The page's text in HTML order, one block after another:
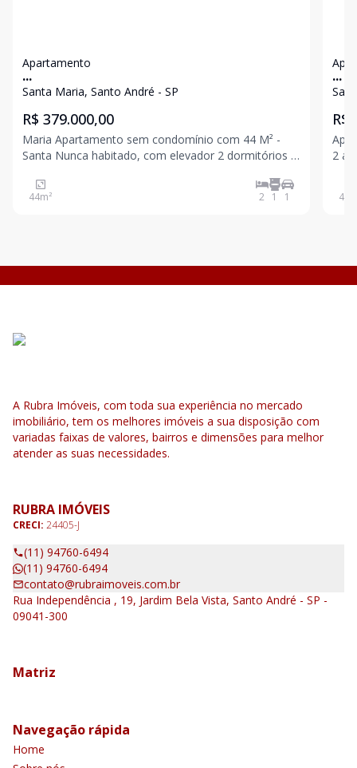
Apartamento
...
Santa Maria, Santo André - SP
R$ 379.000,00
Maria Apartamento sem condomínio com 44 M² -
Santa Nunca habitado, com elevador 2 dormitórios 1
espaço gourmet com churrasqueira no condomínio,
44m² 2 1 1
...
R$
Apto
2
42
A Rubra Imóveis, com toda sua experiência no mercado
imobiliário, tem os melhores imóveis a sua disposição com
variadas faixas de valores, bairros e dimensões para melhor
atender as suas necessidades.
RUBRA IMÓVEIS
CRECI: 24405-J
(11) 94760-6494
(11) 94760-6494
contato@rubraimoveis.com.br
Rua Independência , 19, Jardim Bela Vista, Santo André - SP -
09041-300
Matriz
Navegação rápida
Home